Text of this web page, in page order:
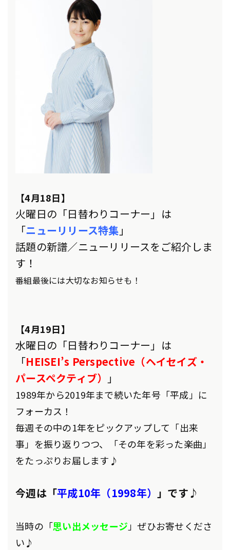
【4月18日】
火曜日の「日替わりコーナー」は
「ニューリリース特集 」
話題の新譜／ニューリリースをご紹介しま
す！
番組最後には大切なお知らせも！
【4月19日】
水曜日の「日替わりコーナー」は
「HEISEI’s Perspective（ヘイセイズ・
パースペクティブ）
」
1989年から2019年まで続いた年号「平成」に
フォーカス！
毎週その中の1年をピックアップして「出来
事」を振り返りつつ、「その年を彩った楽曲」
をたっぷりお届します♪
今週は「平成10年（1998年） 」です♪
当時の「思い出メッセージ 」ぜひお寄せくださ
い♪